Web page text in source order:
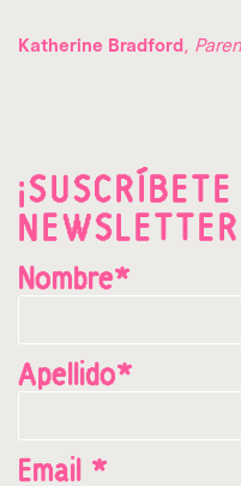
Katherine Bradford,
Nombre*
Apellido*
Email *